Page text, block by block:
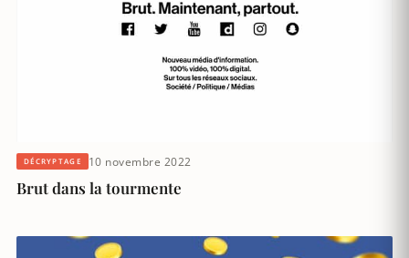
DÉCRYPTAGE 10 novembre 2022
Brut dans la tourmente